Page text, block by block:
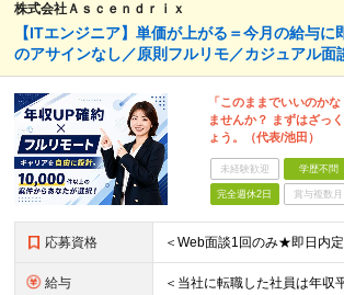
株式会社Ａｓｃｅｎｄｒｉｘ
【ITエンジニア】単価が上がる＝今月の給与に
のアサインなし／原則フルリモ／カジュアル面
「このままでいいのか
ませんか？ まずはざっ
ょう。（代表/池田）
未経験歓迎 学歴不問
完全週休2日 賞与複数月
応募資格
給与